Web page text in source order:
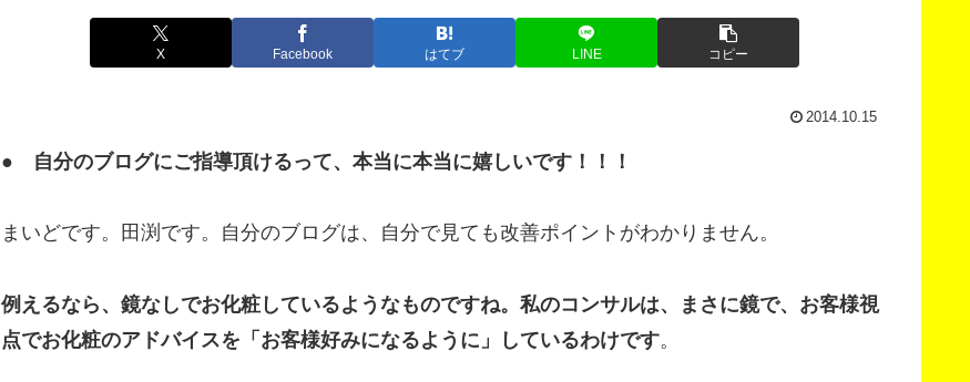
X Facebook はてブ LINE コピー
2014.10.15
● 自分のブログにご指導頂けるって、本当に本当に嬉しいです！！！
まいどです。田渕です。自分のブログは、自分で見ても改善ポイントがわかりません。
例えるなら、鏡なしでお化粧しているようなものですね。私のコンサルは、まさに鏡で、お客様視
点でお化粧のアドバイスを「お客様好みになるように」しているわけです。